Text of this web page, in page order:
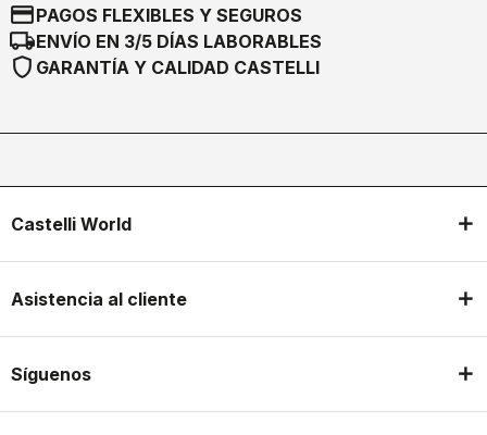
credit_cardPAGOS FLEXIBLES Y SEGUROS
local_shippingENVÍO EN 3/5 DÍAS LABORABLES
shield GARANTÍA Y CALIDAD CASTELLI
Castelli World
Asistencia al cliente
Síguenos